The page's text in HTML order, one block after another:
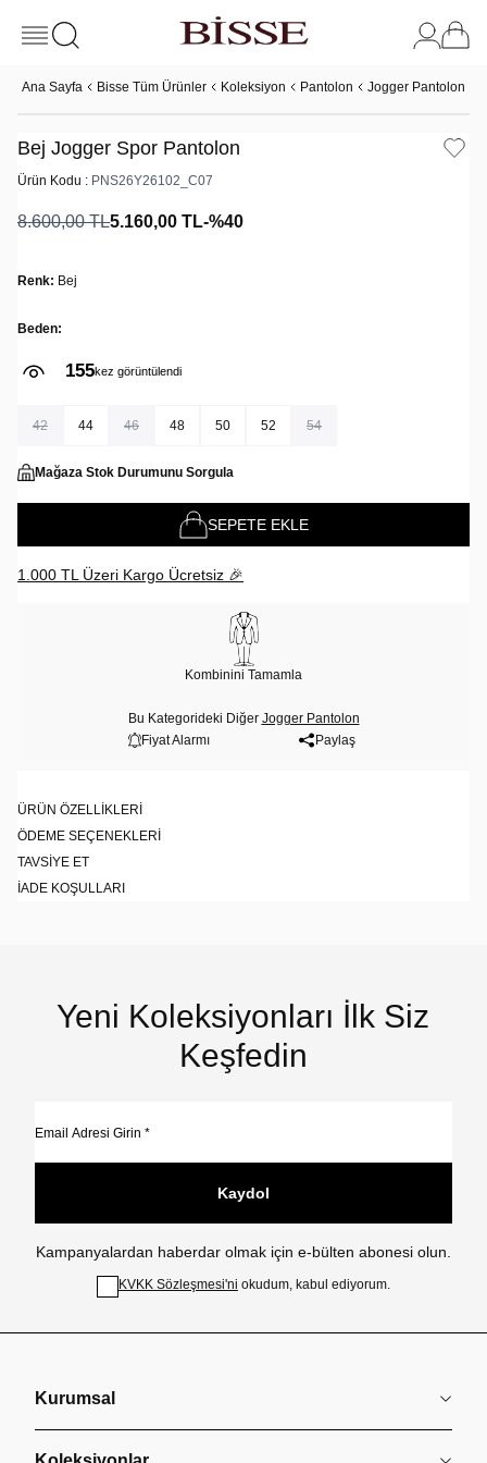
Ana Sayfa Bisse Tüm Ürünler Koleksiyon Pantolon Jogger Pantolon
Bej Jogger Spor Pantolon
Ürün Kodu : PNS26Y26102_C07
8.600,00TL5.160,00 TL-%40
Renk: Bej
Beden:
155kez görüntülendi
42 44 46 48 50 52 54
Mağaza Stok Durumunu Sorgula
SEPETE EKLE
1.000 TL Üzeri Kargo Ücretsiz 🎉
Kombinini Tamamla
Bu Kategorideki Diğer Jogger Pantolon
Fiyat Alarmı
Paylaş
ÜRÜN ÖZELLIKLERI
ÖDEME SEÇENEKLERI
TAVSIYE ET
İADE KOŞULLARI
Yeni Koleksiyonları İlk Siz
Keşfedin
Kaydol
Kampanyalardan haberdar olmak için e-bülten abonesi olun.
KVKK Sözleşmesi'ni okudum, kabul ediyorum.
Kurumsal